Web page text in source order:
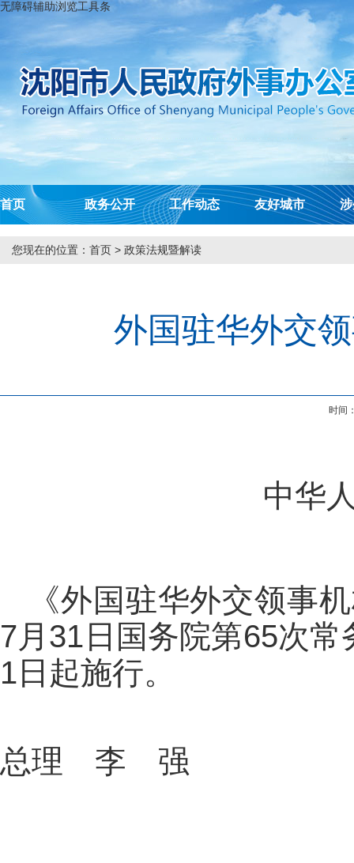
无障碍辅助浏览工具条
首页 政务公开 工作动态 友好城市
您现在的位置： 首页 > 政策法规暨解读
外国驻华外交
时间
中华
《外国驻华外交领事
7月31日国务院第65次
1日起施行。
总理 李 强